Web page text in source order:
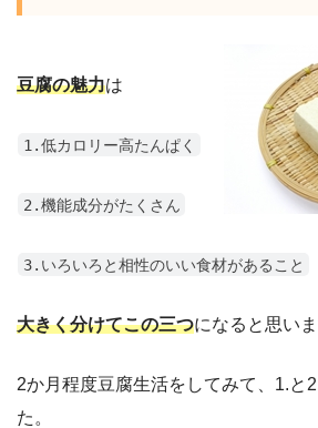
豆腐の魅力は
1.低カロリー高たんぱく
2.機能成分がたくさん
3.いろいろと相性のいい食材があること
大きく分けてこの三つになると思いま
2か月程度豆腐生活をしてみて、1.と
た。